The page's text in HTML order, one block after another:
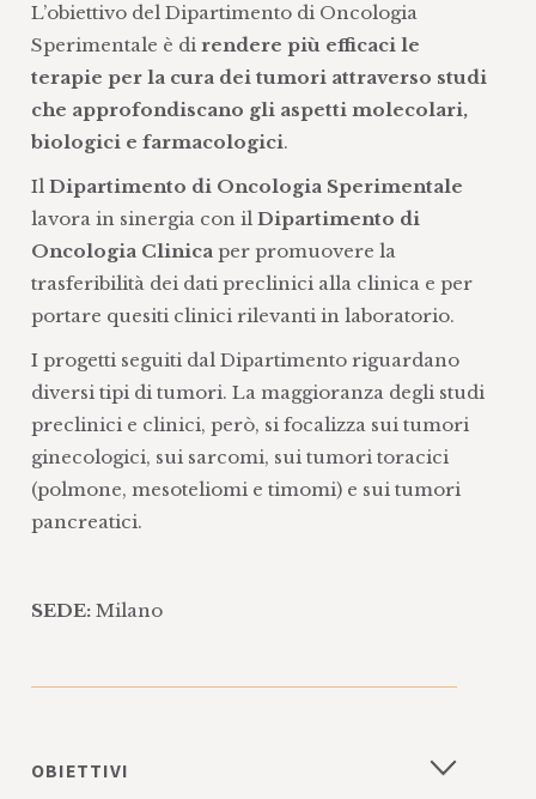
L’obiettivo del Dipartimento di Oncologia
Sperimentale è di rendere più efficaci le
terapie per la cura dei tumori attraverso studi
che approfondiscano gli aspetti molecolari,
biologici e farmacologici.
Il Dipartimento di Oncologia Sperimentale
lavora in sinergia con il Dipartimento di
Oncologia Clinicaper promuovere la
trasferibilità dei dati preclinici alla clinica e per
portare quesiti clinici rilevanti in laboratorio.
I progetti seguiti dal Dipartimento riguardano
diversi tipi di tumori. La maggioranza degli studi
preclinici e clinici, però, si focalizza sui tumori
ginecologici, sui sarcomi, sui tumori toracici
(polmone, mesoteliomi e timomi) e sui tumori
pancreatici.
SEDE:Milano
OBIETTIVI